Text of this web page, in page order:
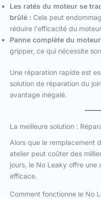
Les ratés du moteur se
brûlé : Cela peut
réduire l'efficacité du
Panne complète du
gripper, ce qui nécessite
Une réparation rapide est
solution de réparation du
avantage inégalé.
La meilleure solution :
Alors que le remplacement
atelier peut coûter des
jours, le No Leaky offre
efficace.
Comment fonctionne le No